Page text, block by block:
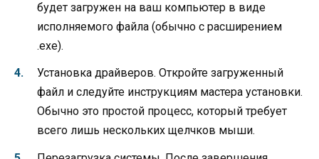
будет загружен на ваш компьютер в виде
исполняемого файла (обычно с расширением
.exe).
Установка драйверов. Откройте загруженный
файл и следуйте инструкциям мастера установки.
Обычно это простой процесс, который требует
всего лишь нескольких щелчков мыши.